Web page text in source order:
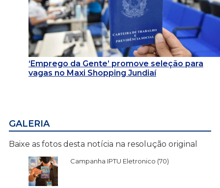
‘Emprego da Gente’ promove seleção para
vagas no Maxi Shopping Jundiaí
GALERIA
Baixe as fotos desta notícia na resolução original
Campanha IPTU Eletronico (70)